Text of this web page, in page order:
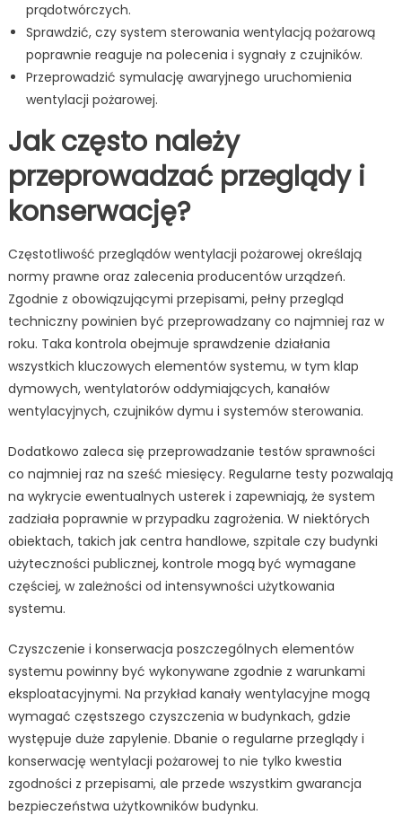
prądotwórczych.
Sprawdzić, czy system sterowania wentylacją pożarową
poprawnie reaguje na polecenia i sygnały z czujników.
Przeprowadzić symulację awaryjnego uruchomienia
wentylacji pożarowej.
Jak często należy
przeprowadzać przeglądy i
konserwację?
Częstotliwość przeglądów wentylacji pożarowej określają
normy prawne oraz zalecenia producentów urządzeń.
Zgodnie z obowiązującymi przepisami, pełny przegląd
techniczny powinien być przeprowadzany co najmniej raz w
roku. Taka kontrola obejmuje sprawdzenie działania
wszystkich kluczowych elementów systemu, w tym klap
dymowych, wentylatorów oddymiających, kanałów
wentylacyjnych, czujników dymu i systemów sterowania.
Dodatkowo zaleca się przeprowadzanie testów sprawności
co najmniej raz na sześć miesięcy. Regularne testy pozwalają
na wykrycie ewentualnych usterek i zapewniają, że system
zadziała poprawnie w przypadku zagrożenia. W niektórych
obiektach, takich jak centra handlowe, szpitale czy budynki
użyteczności publicznej, kontrole mogą być wymagane
częściej, w zależności od intensywności użytkowania
systemu.
Czyszczenie i konserwacja poszczególnych elementów
systemu powinny być wykonywane zgodnie z warunkami
eksploatacyjnymi. Na przykład kanały wentylacyjne mogą
wymagać częstszego czyszczenia w budynkach, gdzie
występuje duże zapylenie. Dbanie o regularne przeglądy i
konserwację wentylacji pożarowej to nie tylko kwestia
zgodności z przepisami, ale przede wszystkim gwarancja
bezpieczeństwa użytkowników budynku.